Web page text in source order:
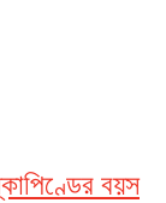
বয়স